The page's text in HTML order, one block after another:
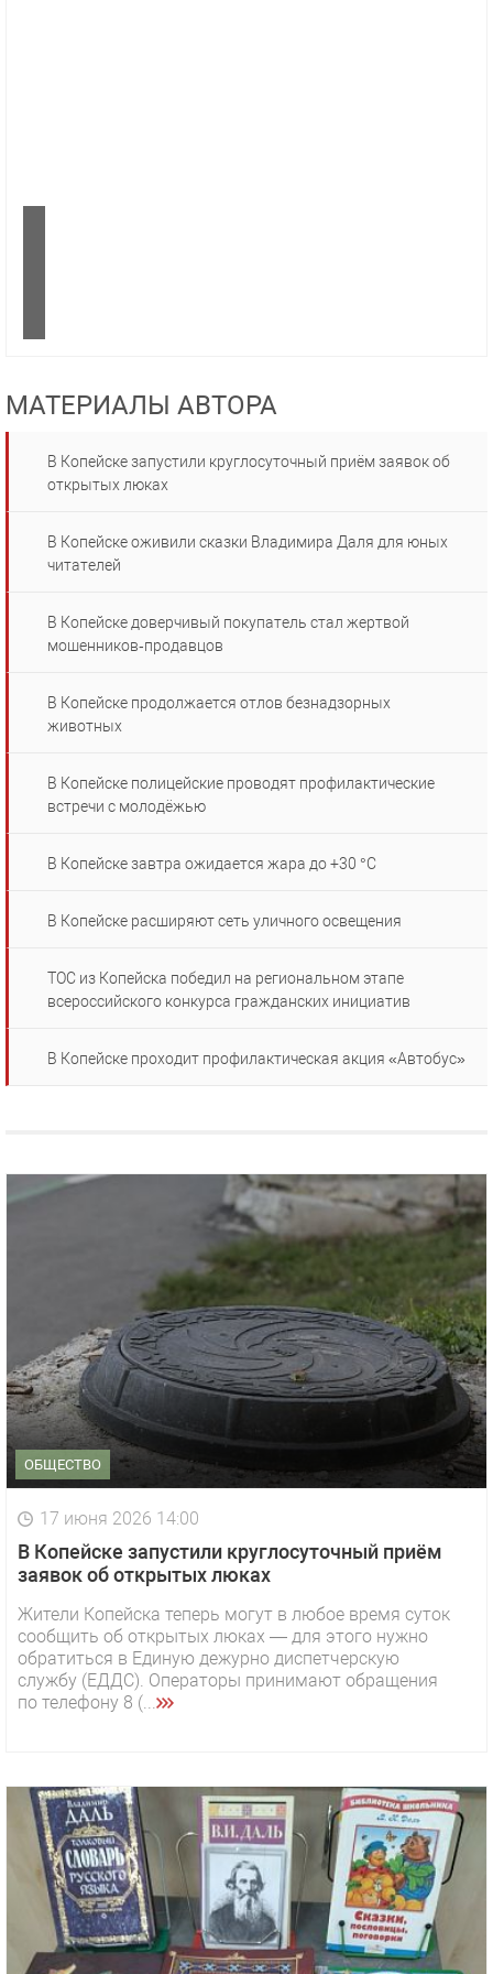
МАТЕРИАЛЫ АВТОРА
В Копейске запустили круглосуточный приём заявок об
открытых люках
В Копейске оживили сказки Владимира Даля для юных
читателей
В Копейске доверчивый покупатель стал жертвой
мошенников‑продавцов
В Копейске продолжается отлов безнадзорных
животных
В Копейске полицейские проводят профилактические
встречи с молодёжью
В Копейске завтра ожидается жара до +30 °C
В Копейске расширяют сеть уличного освещения
ТОС из Копейска победил на региональном этапе
всероссийского конкурса гражданских инициатив
В Копейске проходит профилактическая акция «Автобус»
ОБЩЕСТВО
17 июня 2026 14:00
В Копейске запустили круглосуточный приём
заявок об открытых люках
Жители Копейска теперь могут в любое время суток
сообщить об открытых люках — для этого нужно
обратиться в Единую дежурно диспетчерскую
службу (ЕДДС). Операторы принимают обращения
по телефону 8 (...